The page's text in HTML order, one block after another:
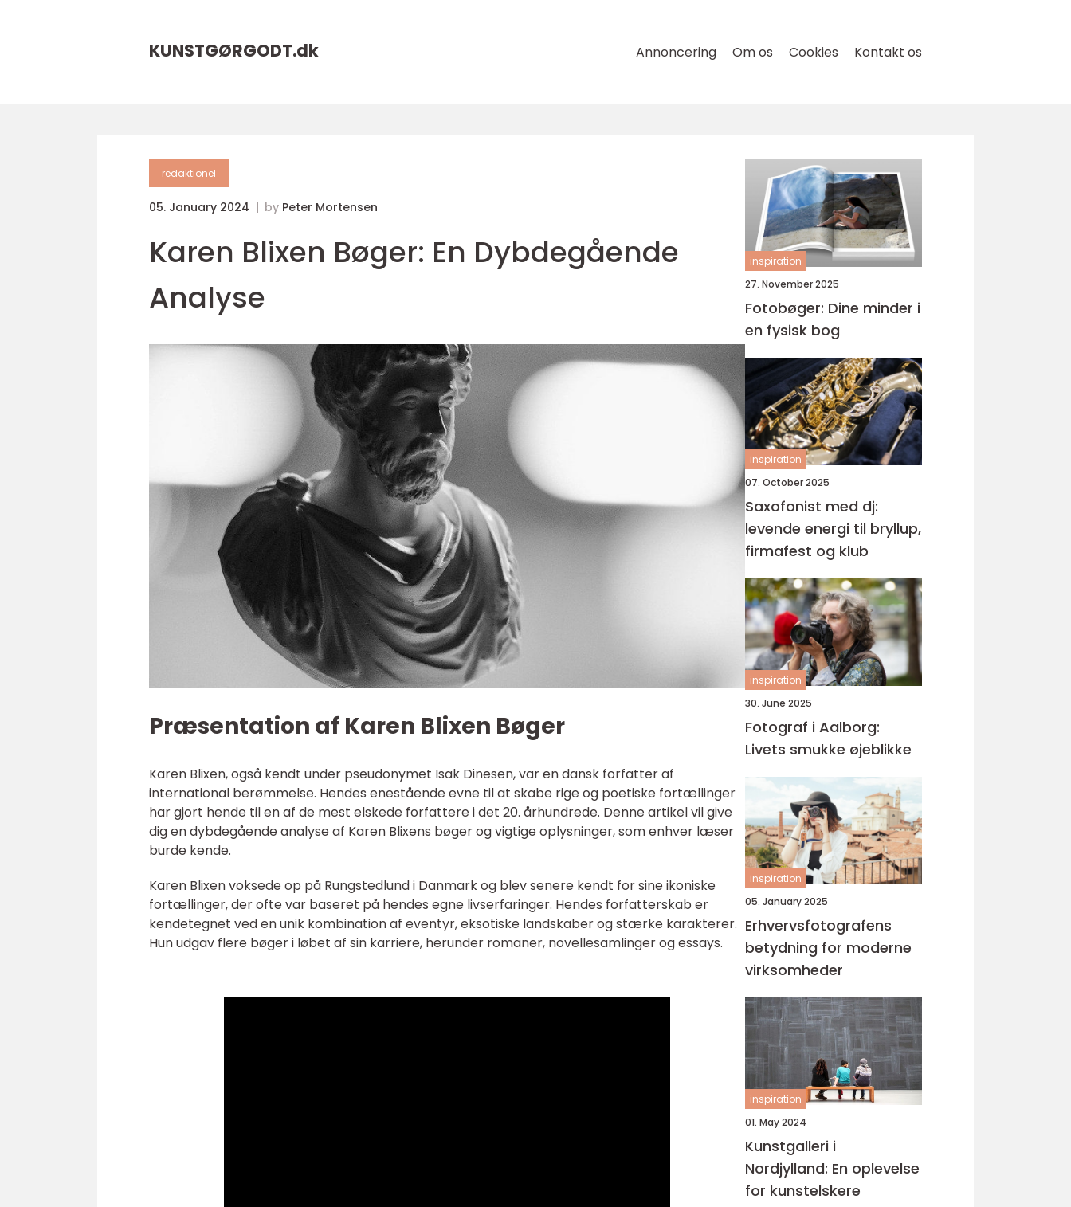
KUNSTGØRGODT.dk Annoncering Om os Cookies Kontakt os
redaktionel
05. January 2024 by Peter Mortensen
Karen Blixen Bøger: En Dybdegående
Analyse
Præsentation af Karen Blixen Bøger
Karen Blixen, også kendt under pseudonymet Isak Dinesen, var en dansk forfatter af
international berømmelse. Hendes enestående evne til at skabe rige og poetiske fortællinger
har gjort hende til en af de mest elskede forfattere i det 20. århundrede. Denne artikel vil give
dig en dybdegående analyse af Karen Blixens bøger og vigtige oplysninger, som enhver læser
burde kende.
Karen Blixen voksede op på Rungstedlund i Danmark og blev senere kendt for sine ikoniske
fortællinger, der ofte var baseret på hendes egne livserfaringer. Hendes forfatterskab er
kendetegnet ved en unik kombination af eventyr, eksotiske landskaber og stærke karakterer.
Hun udgav flere bøger i løbet af sin karriere, herunder romaner, novellesamlinger og essays.
inspiration
27. November 2025
Fotobøger: Dine minder i
en fysisk bog
inspiration
07. October 2025
Saxofonist med dj:
levende energi til bryllup,
firmafest og klub
inspiration
30. June 2025
Fotograf i Aalborg:
Livets smukke øjeblikke
inspiration
05. January 2025
Erhvervsfotografens
betydning for moderne
virksomheder
inspiration
01. May 2024
Kunstgalleri i
Nordjylland: En oplevelse
for kunstelskere